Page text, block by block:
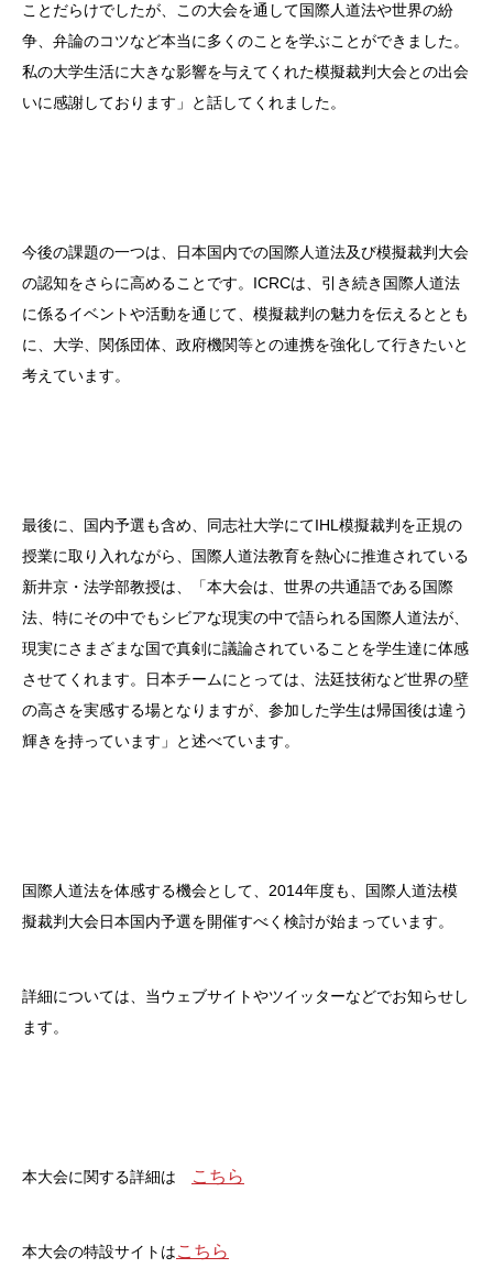
ことだらけでしたが、この大会を通して国際人道法や世界の紛
争、弁論のコツなど本当に多くのことを学ぶことができました。
私の大学生活に大きな影響を与えてくれた模擬裁判大会との出会
いに感謝しております」と話してくれました。
今後の課題の一つは、日本国内での国際人道法及び模擬裁判大会
の認知をさらに高めることです。ICRCは、引き続き国際人道法
に係るイベントや活動を通じて、模擬裁判の魅力を伝えるととも
に、大学、関係団体、政府機関等との連携を強化して行きたいと
考えています。
最後に、国内予選も含め、同志社大学にてIHL模擬裁判を正規の
授業に取り入れながら、国際人道法教育を熱心に推進されている
新井京・法学部教授は、「本大会は、世界の共通語である国際
法、特にその中でもシビアな現実の中で語られる国際人道法が、
現実にさまざまな国で真剣に議論されていることを学生達に体感
させてくれます。日本チームにとっては、法廷技術など世界の壁
の高さを実感する場となりますが、参加した学生は帰国後は違う
輝きを持っています」と述べています。
国際人道法を体感する機会として、2014年度も、国際人道法模
擬裁判大会日本国内予選を開催すべく検討が始まっています。
詳細については、当ウェブサイトやツイッターなどでお知らせし
ます。
本大会に関する詳細は こちら
本大会の特設サイトはこちら